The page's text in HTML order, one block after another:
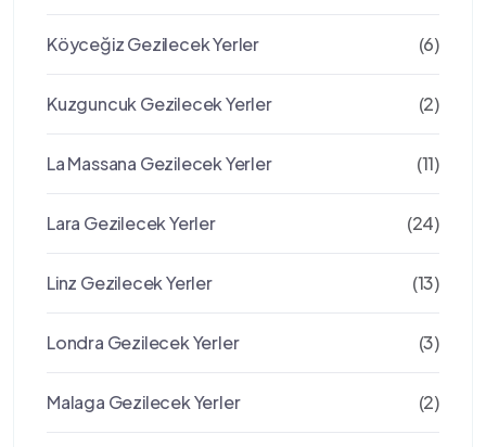
Köyceğiz Gezilecek Yerler (6)
Kuzguncuk Gezilecek Yerler (2)
La Massana Gezilecek Yerler (11)
Lara Gezilecek Yerler (24)
Linz Gezilecek Yerler (13)
Londra Gezilecek Yerler (3)
Malaga Gezilecek Yerler (2)